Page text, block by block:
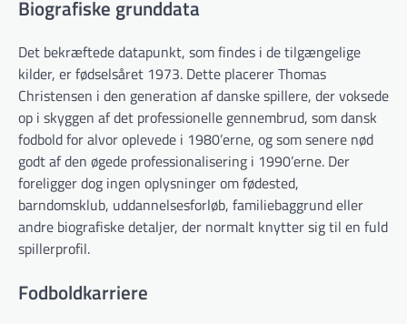
Biografiske grunddata
Det bekræftede datapunkt, som findes i de tilgængelige
kilder, er fødselsåret 1973. Dette placerer Thomas
Christensen i den generation af danske spillere, der voksede
op i skyggen af det professionelle gennembrud, som dansk
fodbold for alvor oplevede i 1980’erne, og som senere nød
godt af den øgede professionalisering i 1990’erne. Der
foreligger dog ingen oplysninger om fødested,
barndomsklub, uddannelsesforløb, familiebaggrund eller
andre biografiske detaljer, der normalt knytter sig til en fuld
spillerprofil.
Fodboldkarriere